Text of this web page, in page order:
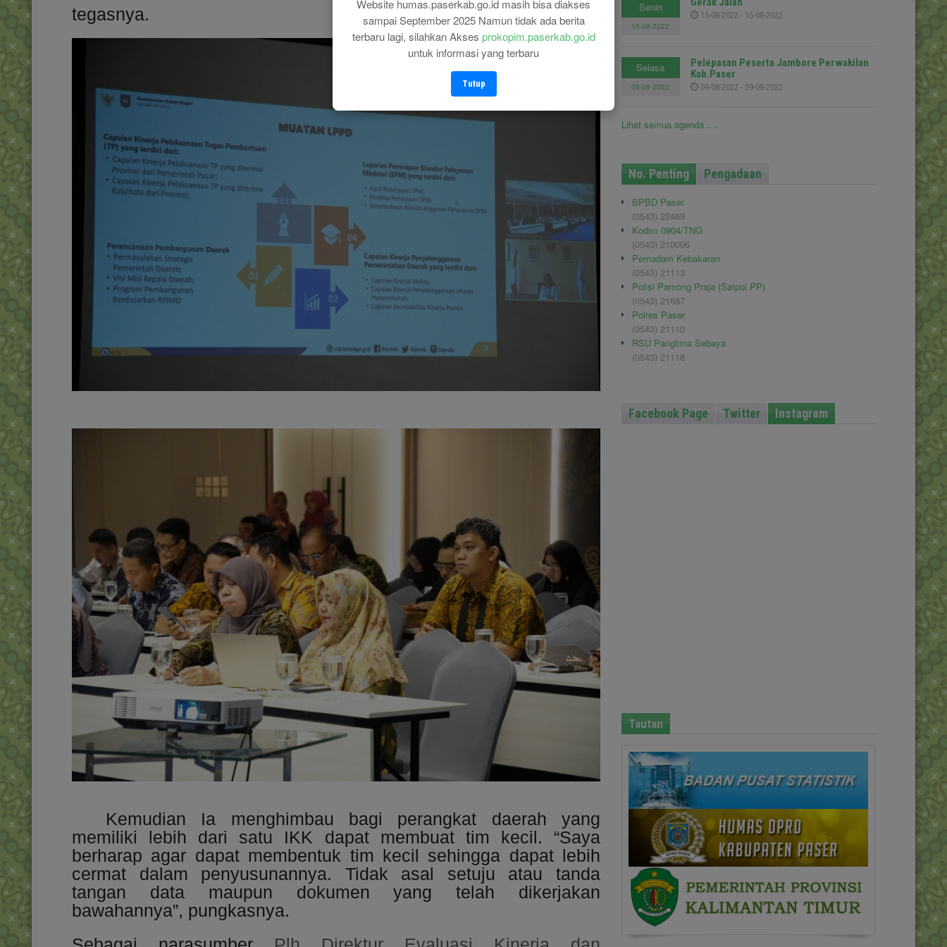
Website humas.paserkab.go.id masih bisa diakses
sampai September 2025 Namun tidak ada berita
terbaru lagi, silahkan Akses prokopim.paserkab.go.id
untuk informasi yang terbaru
Tutup
tegasnya.
Kemudian Ia menghimbau bagi perangkat daerah yang
memiliki lebih dari satu IKK dapat membuat tim kecil. “Saya
berharap agar dapat membentuk tim kecil sehingga dapat lebih
cermat dalam penyusunannya. Tidak asal setuju atau tanda
tangan data maupun dokumen yang telah dikerjakan
bawahannya”, pungkasnya.
Senin
15-08-2022
15-08-2022 - 15-08-2022
Selasa
09-08-2022
Pelepasan Peserta Jambore Perwakilan
Kab.Paser
09-08-2022 - 09-08-2022
Lihat semua agenda ....
No. Penting Pengadaan
BPBD Paser
(0543) 22469
Kodim 0904/TNG
(0543) 210006
Pemadam Kebakaran
(0543) 21113
Polisi Pamong Praja (Satpol PP)
(0543) 21687
Polres Paser
(0543) 21110
RSU Panglima Sebaya
(0543) 21118
Facebook Page Twitter Instagram
Tautan